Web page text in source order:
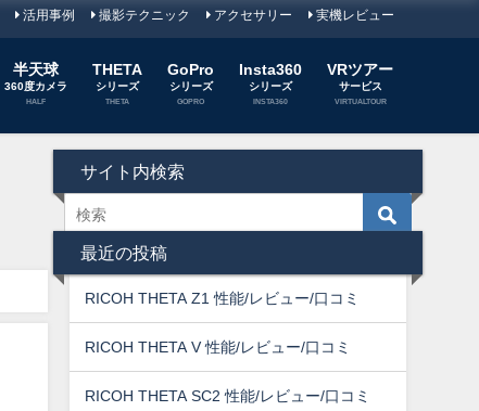
活用事例 撮影テクニック アクセサリー 実機レビュー
半天球
360度カメラ
HALF
THETA
シリーズ
THETA
GoPro
シリーズ
GOPRO
Insta360
シリーズ
INSTA360
VRツアー
サービス
VIRTUALTOUR
サイト内検索
最近の投稿
RICOH THETA Z1 性能/レビュー/口コミ
RICOH THETA V 性能/レビュー/口コミ
RICOH THETA SC2 性能/レビュー/口コミ